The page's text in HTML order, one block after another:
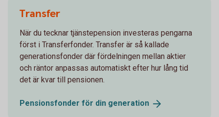
Transfer
När du tecknar tjänstepension investeras pengarna
först i Transferfonder. Transfer är så kallade
generationsfonder där fördelningen mellan aktier
och räntor anpassas automatiskt efter hur lång tid
det är kvar till pensionen.
Pensionsfonder för din generation